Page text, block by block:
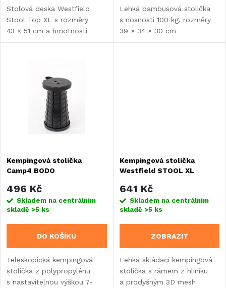
u
k
d
u
Stolová deska Westfield
Stool Top XL s rozměry
43 × 51 cm a hmotností
pouhých 0,8 kg promění vaši
Lehká bambusová stolička
s nosností 100 kg, rozměry
39 × 34 × 30 cm
a hmotností pouhých 1,5 kg.
Kempingová stolička
Camp4 BODO
496 Kč
Skladem na centrálním
skladě >5 ks
DO KOŠÍKU
Teleskopická kempingová
stolička z polypropylénu
s nastavitelnou výškou 7-
Kempingová stolička
Westfield STOOL XL
641 Kč
Skladem na centrálním
skladě >5 ks
ZOBRAZIT
Lehká skládací kempingová
stolička s rámem z hliníku
a prodyšným 3D mesh